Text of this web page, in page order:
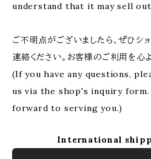
understand that it may sell
ご不明点がございましたら、ぜひシ
連絡ください。お客様のご利用を心
(If you have any questions,
us via the shop's inquiry
forward to serving you.)
International